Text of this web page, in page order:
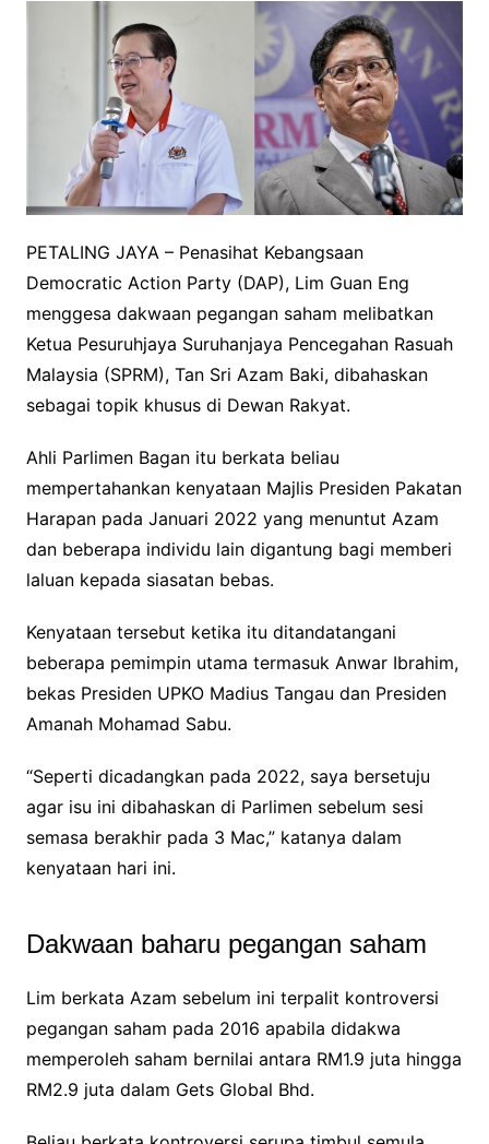
PETALING JAYA – Penasihat Kebangsaan
Democratic Action Party (DAP), Lim Guan Eng
menggesa dakwaan pegangan saham melibatkan
Ketua Pesuruhjaya Suruhanjaya Pencegahan Rasuah
Malaysia (SPRM), Tan Sri Azam Baki, dibahaskan
sebagai topik khusus di Dewan Rakyat.
Ahli Parlimen Bagan itu berkata beliau
mempertahankan kenyataan Majlis Presiden Pakatan
Harapan pada Januari 2022 yang menuntut Azam
dan beberapa individu lain digantung bagi memberi
laluan kepada siasatan bebas.
Kenyataan tersebut ketika itu ditandatangani
beberapa pemimpin utama termasuk Anwar Ibrahim,
bekas Presiden UPKO Madius Tangau dan Presiden
Amanah Mohamad Sabu.
“Seperti dicadangkan pada 2022, saya bersetuju
agar isu ini dibahaskan di Parlimen sebelum sesi
semasa berakhir pada 3 Mac,” katanya dalam
kenyataan hari ini.
Dakwaan baharu pegangan saham
Lim berkata Azam sebelum ini terpalit kontroversi
pegangan saham pada 2016 apabila didakwa
memperoleh saham bernilai antara RM1.9 juta hingga
RM2.9 juta dalam Gets Global Bhd.